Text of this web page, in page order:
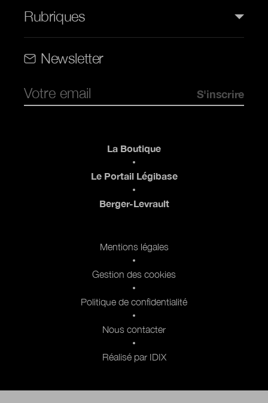
Rubriques
Newsletter
La Boutique
Le Portail Légibase
Berger-Levrault
Mentions légales
Gestion des cookies
Politique de confidentialité
Nous contacter
Réalisé par IDIX